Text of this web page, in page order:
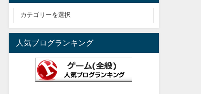
人気ブログランキング